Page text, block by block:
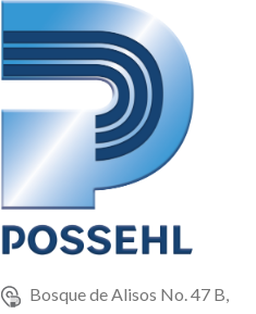
Bosque de Alisos No. 47 B,